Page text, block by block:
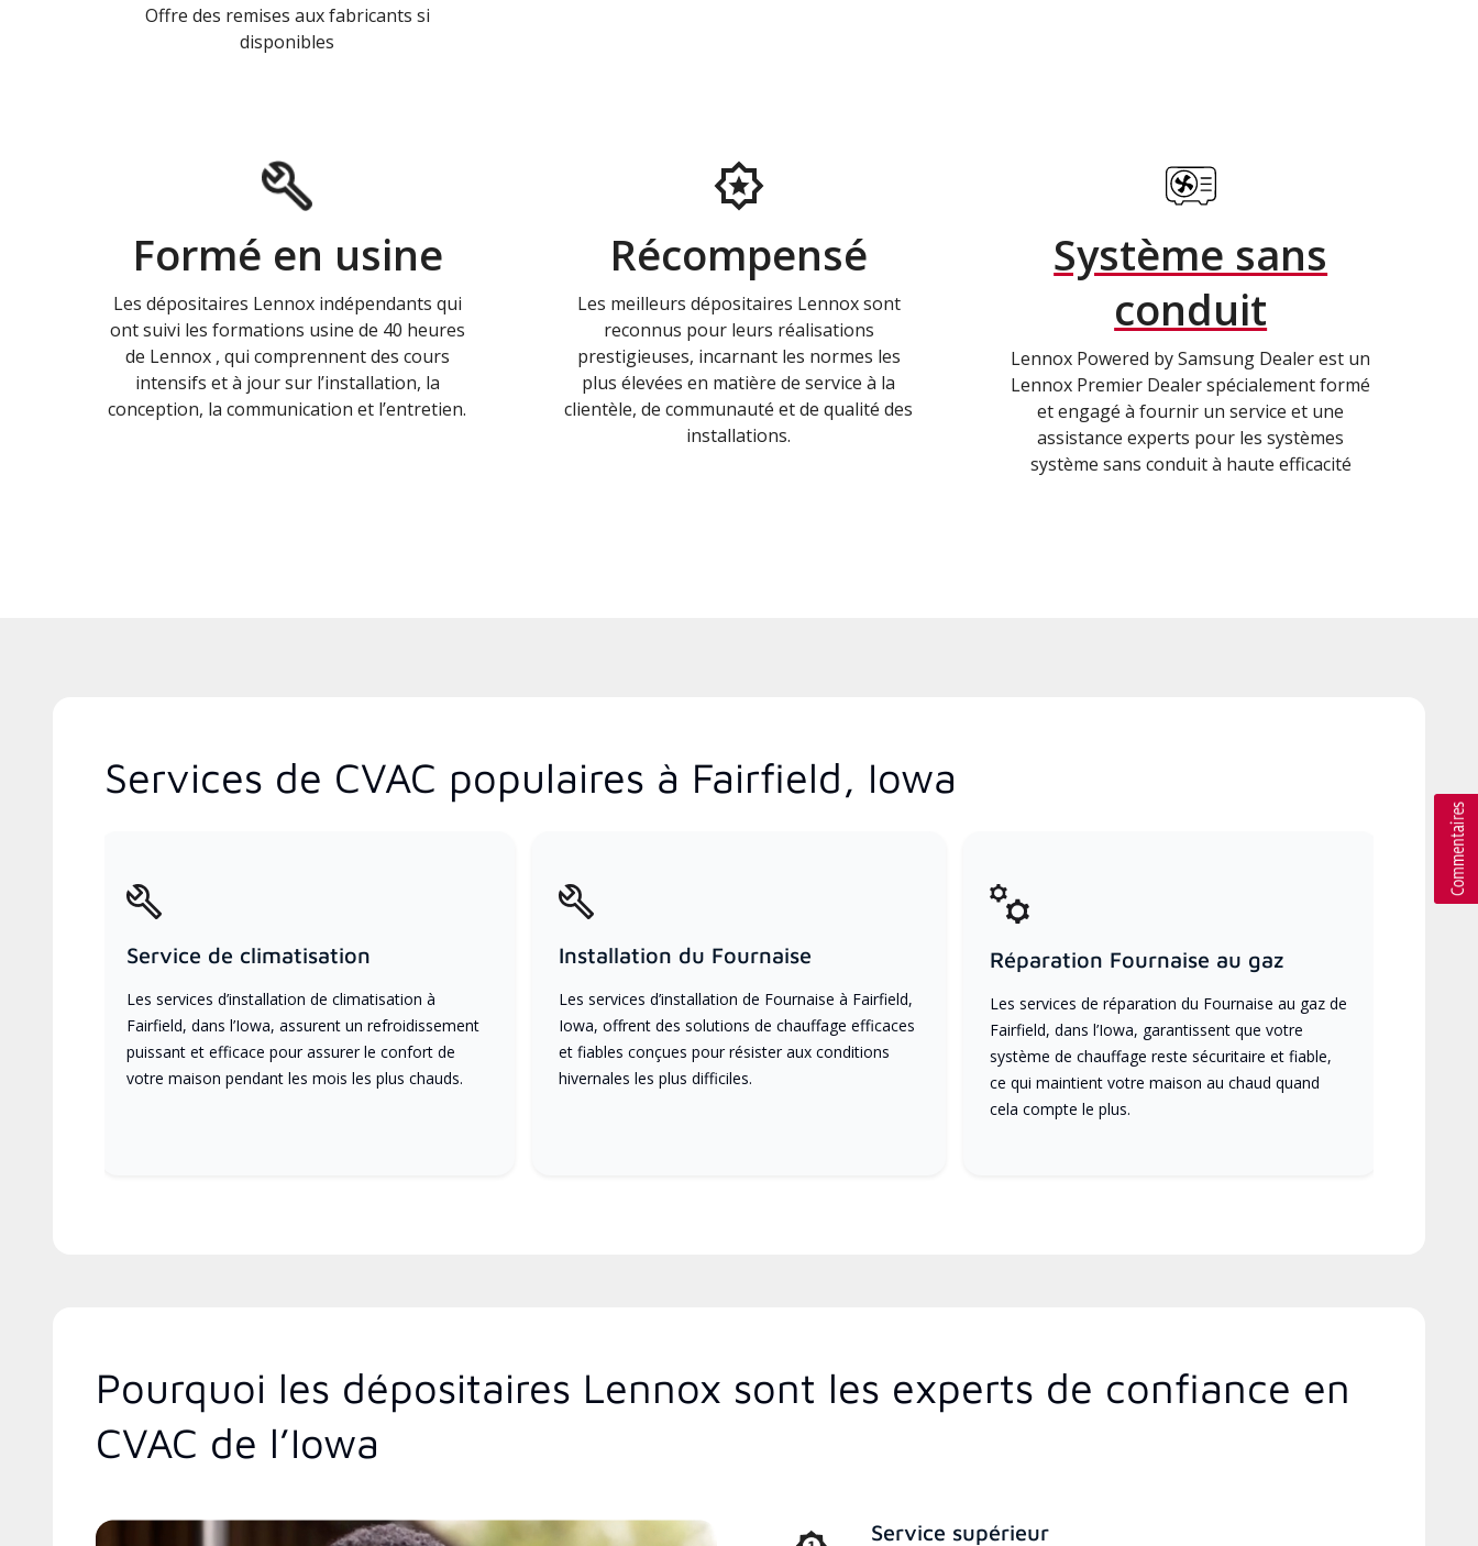
Offre des remises aux fabricants si
disponibles
Formé en usine
Les dépositaires Lennox indépendants qui
ont suivi les formations usine de 40 heures
de Lennox , qui comprennent des cours
intensifs et à jour sur l’installation, la
conception, la communication et l’entretien.
Récompensé
Les meilleurs dépositaires Lennox sont
reconnus pour leurs réalisations
prestigieuses, incarnant les normes les
plus élevées en matière de service à la
clientèle, de communauté et de qualité des
installations.
Système sans
conduit
Lennox Powered by Samsung Dealer est un
Lennox Premier Dealer spécialement formé
et engagé à fournir un service et une
assistance experts pour les systèmes
système sans conduit à haute efficacité
Services de CVAC populaires à Fairfield, Iowa
Service de climatisation
Les services d’installation de climatisation à
Fairfield, dans l’Iowa, assurent un refroidissement
puissant et efficace pour assurer le confort de
votre maison pendant les mois les plus chauds.
Installation du Fournaise
Les services d’installation de Fournaise à Fairfield,
Iowa, offrent des solutions de chauffage efficaces
et fiables conçues pour résister aux conditions
hivernales les plus difficiles.
Réparation Fournaise au gaz
Les services de réparation du Fournaise au gaz de
Fairfield, dans l’Iowa, garantissent que votre
système de chauffage reste sécuritaire et fiable,
ce qui maintient votre maison au chaud quand
cela compte le plus.
Pourquoi les dépositaires Lennox sont les experts de confiance en
CVAC de l’Iowa
Service supérieur